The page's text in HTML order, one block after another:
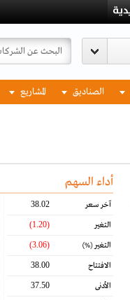
الصناديق المشاريع
أداء السهم
آخر سعر 38.02
التغير (1.20)
التغير(%)
(3.06)
الافتتاح 38.00
الأدنى 37.50